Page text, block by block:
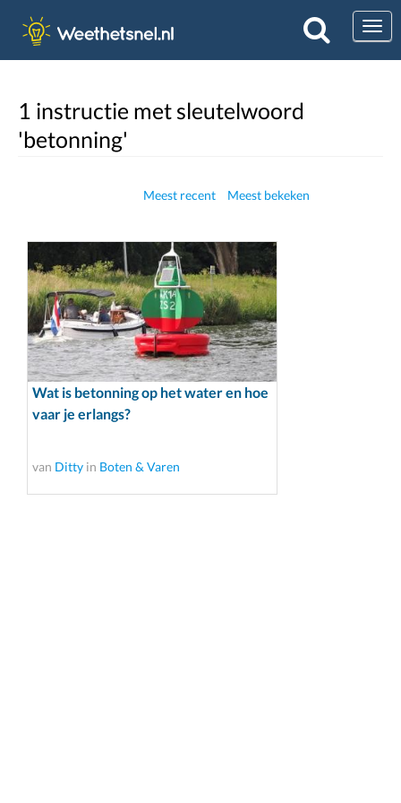
1 instructie met sleutelwoord
'betonning'
Meest recent Meest bekeken
Wat is betonning op het water en hoe
vaar je erlangs?
van Ditty in Boten & Varen